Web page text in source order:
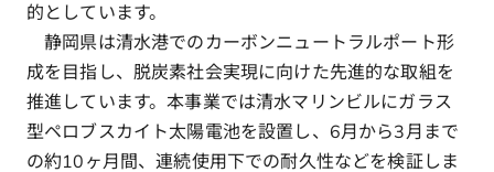
的としています。
静岡県は清水港でのカーボンニュートラルポート形
成を目指し、脱炭素社会実現に向けた先進的な取組を
推進しています。本事業では清水マリンビルにガラス
型ペロブスカイト太陽電池を設置し、6月から3月まで
の約10ヶ月間、連続使用下での耐久性などを検証しま